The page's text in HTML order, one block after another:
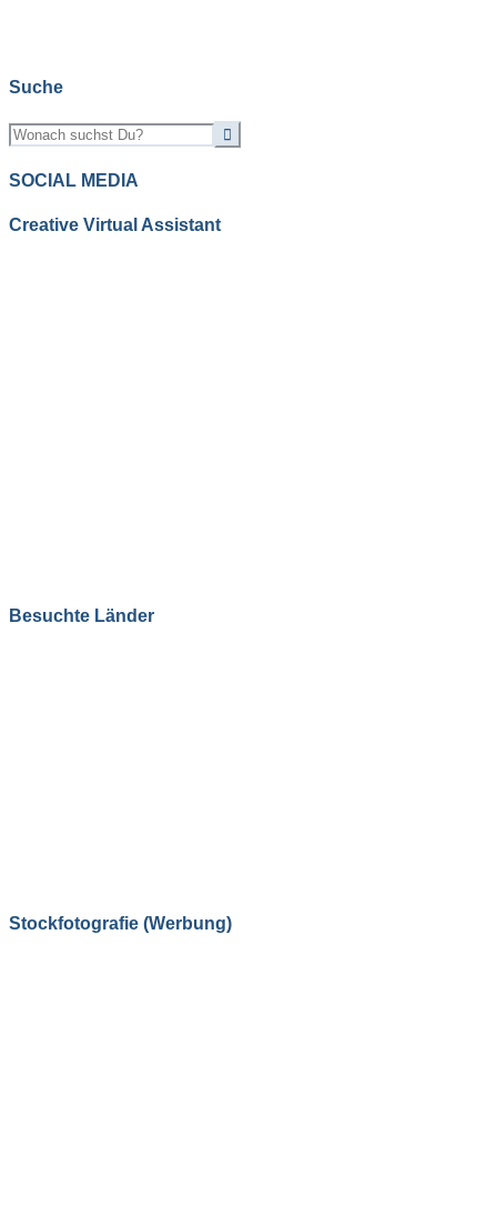
Suche
SOCIAL MEDIA
Creative Virtual Assistant
Besuchte Länder
Stockfotografie (Werbung)